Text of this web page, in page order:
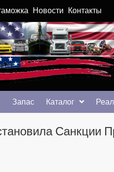
Новости Контакты
из США в
США в Хмельницком от
Запас Каталог
Санкции